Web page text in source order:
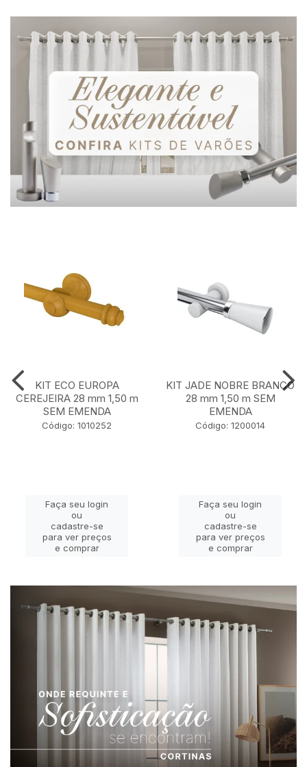
KIT ECO EUROPA
CEREJEIRA 28 mm 1,50 m
SEM EMENDA
Código: 1010252
Faça seu login
ou
cadastre-se
para ver preços
e comprar
KIT JADE NOBRE BRANCO
28 mm 1,50 m SEM
EMENDA
Código: 1200014
Faça seu login
ou
cadastre-se
para ver preços
e comprar